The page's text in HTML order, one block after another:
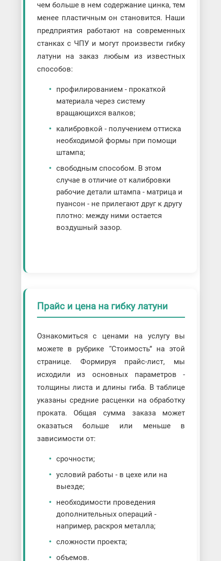
чем больше в нем содержание цинка, тем
менее пластичным он становится. Наши
предприятия работают на современных
станках с ЧПУ и могут произвести гибку
латуни на заказ любым из известных
способов:
профилированием - прокаткой
материала через систему
вращающихся валков;
калибровкой - получением оттиска
необходимой формы при помощи
штампа;
свободным способом. В этом
случае в отличие от калибровки
рабочие детали штампа - матрица и
пуансон - не прилегают друг к другу
плотно: между ними остается
воздушный зазор.
Прайс и цена на гибку латуни
Ознакомиться с ценами на услугу вы
можете в рубрике “Стоимость” на этой
странице. Формируя прайс-лист, мы
исходили из основных параметров -
толщины листа и длины гиба. В таблице
указаны средние расценки на обработку
проката. Общая сумма заказа может
оказаться больше или меньше в
зависимости от:
срочности;
условий работы - в цехе или на
выезде;
необходимости проведения
дополнительных операций -
например, раскроя металла;
сложности проекта;
объемов.